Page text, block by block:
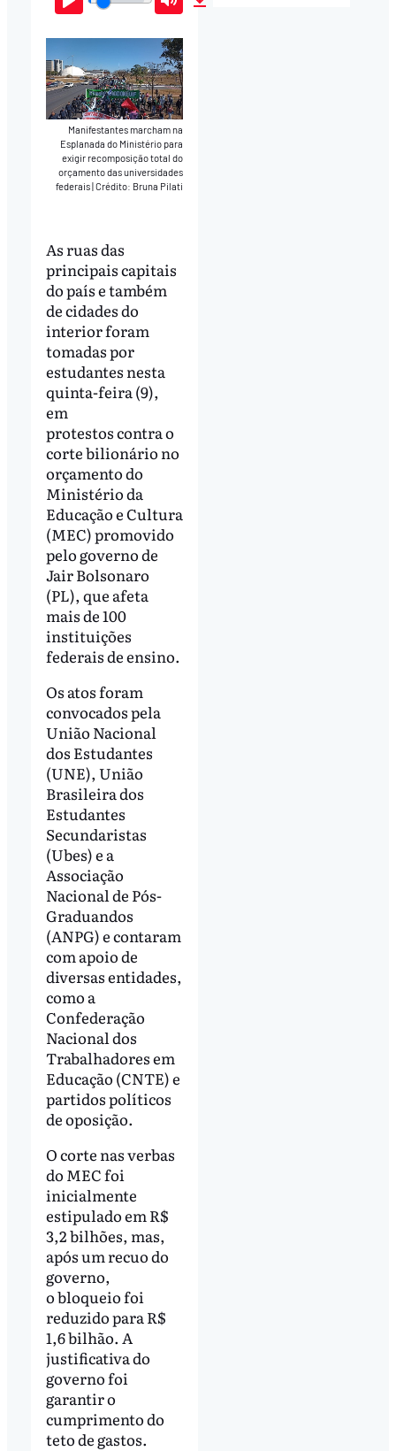
Play Mute
Manifestantes marcham na
Esplanada do Ministério para
exigir recomposição total do
orçamento das universidades
federais Crédito: Bruna Pilati
As ruas das
principais capitais
do país e também
de cidades do
interior foram
tomadas por
estudantes nesta
quinta-feira (9),
em
protestos contra o
corte bilionário no
orçamento do
Ministério da
Educação e Cultura
(MEC) promovido
pelo governo de
Jair Bolsonaro
(PL), que afeta
mais de 100
instituições
federais de ensino.
Os atos foram
convocados pela
União Nacional
dos Estudantes
(UNE), União
Brasileira dos
Estudantes
Secundaristas
(Ubes) e a
Associação
Nacional de Pós-
Graduandos
(ANPG) e contaram
com apoio de
diversas entidades,
como a
Confederação
Nacional dos
Trabalhadores em
Educação (CNTE) e
partidos políticos
de oposição.
O corte nas verbas
do MEC foi
inicialmente
estipulado em R$
3,2 bilhões, mas,
após um recuo do
governo,
o bloqueio foi
reduzido para R$
1,6 bilhão. A
justificativa do
governo foi
garantir o
cumprimento do
teto de gastos.